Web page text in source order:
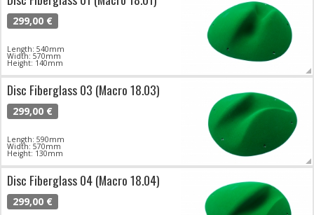
299,00 €
Length: 540mm
Width: 570mm
Height: 140mm
Disc Fiberglass 03 (Macro 18.03)
299,00 €
Length: 590mm
Width: 570mm
Height: 130mm
Disc Fiberglass 04 (Macro 18.04)
299,00 €